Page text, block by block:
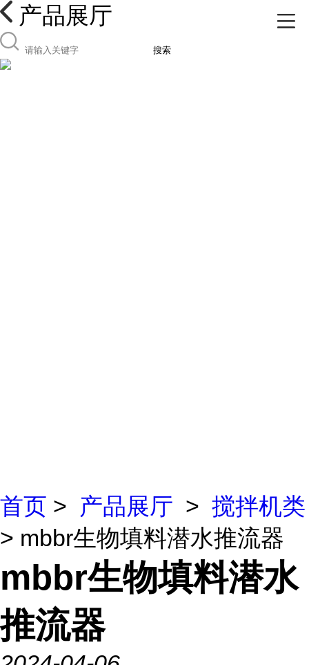
产品展厅
搜索
首页 > 产品展厅 > 搅拌机类
> mbbr生物填料潜水推流器
mbbr生物填料潜水
推流器